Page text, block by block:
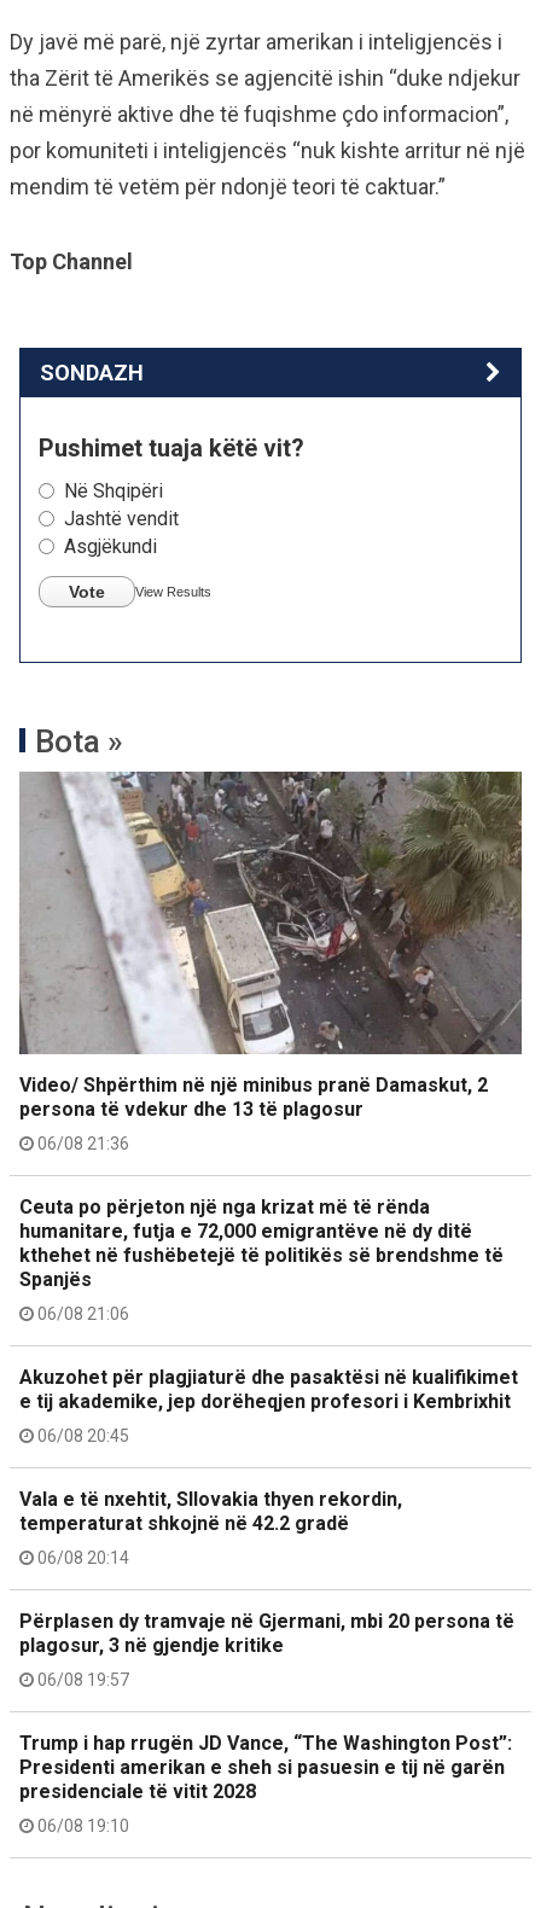
Dy javë më parë, një zyrtar amerikan i inteligjencës i
tha Zërit të Amerikës se agjencitë ishin “duke ndjekur
në mënyrë aktive dhe të fuqishme çdo informacion”,
por komuniteti i inteligjencës “nuk kishte arritur në një
mendim të vetëm për ndonjë teori të caktuar.”
Top Channel
SONDAZH
Pushimet tuaja këtë vit?
Në Shqipëri
Jashtë vendit
Asgjëkundi
Vote View Results
Bota »
Video/ Shpërthim në një minibus pranë Damaskut, 2
persona të vdekur dhe 13 të plagosur
06/08 21:36
Ceuta po përjeton një nga krizat më të rënda
humanitare, futja e 72,000 emigrantëve në dy ditë
kthehet në fushëbetejë të politikës së brendshme të
Spanjës
06/08 21:06
Akuzohet për plagjiaturë dhe pasaktësi në kualifikimet
e tij akademike, jep dorëheqjen profesori i Kembrixhit
06/08 20:45
Vala e të nxehtit, Sllovakia thyen rekordin,
temperaturat shkojnë në 42.2 gradë
06/08 20:14
Përplasen dy tramvaje në Gjermani, mbi 20 persona të
plagosur, 3 në gjendje kritike
06/08 19:57
Trump i hap rrugën JD Vance, “The Washington Post”:
Presidenti amerikan e sheh si pasuesin e tij në garën
presidenciale të vitit 2028
06/08 19:10